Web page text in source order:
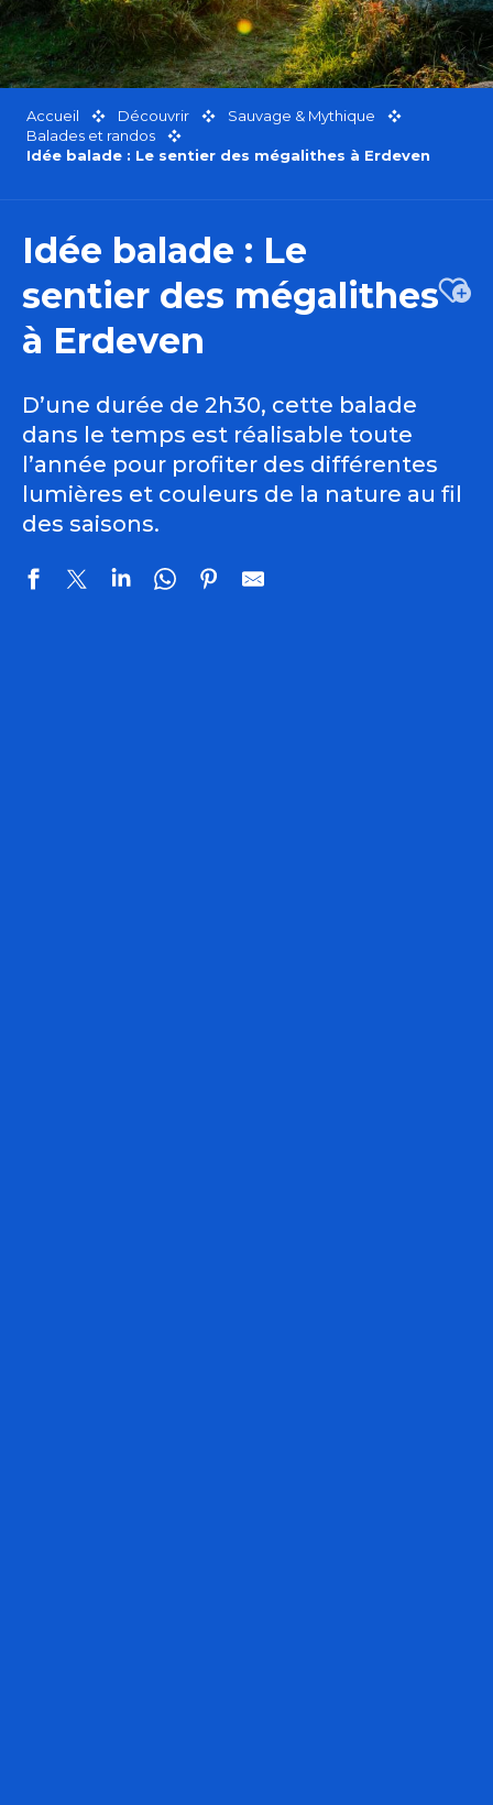
Accueil Découvrir
Sauvage & Mythique
Balades et randos
Idée balade : Le sentier des mégalithes à Erdeven
Idée balade : Le
sentier des mégalithes
à Erdeven
D’une durée de 2h30, cette balade
dans le temps est réalisable toute
l’année pour profiter des différentes
lumières et couleurs de la nature au fil
des saisons.